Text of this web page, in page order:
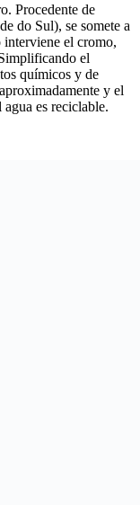
Procedente de
do Sul), se somete a
el cromo,
el
químicos y de
y el
es reciclable.